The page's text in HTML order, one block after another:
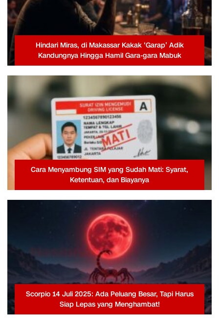
Hindari Miras, di Makassar Kakak ‘Garap’ Adik
Kandungnya Hingga Hamil Gara-gara Mabuk
Cara Menyambung SIM yang Sudah Mati: Syarat,
Ketentuan, dan Biayanya
Scorpio 14 Juli 2025: Ada Peluang Besar, Tapi Harus
Siap Lepas yang Menghambat!